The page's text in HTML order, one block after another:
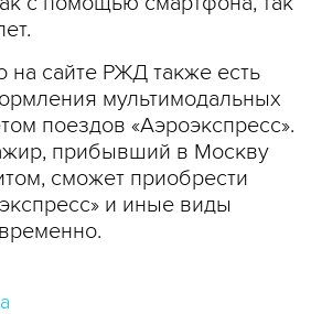
на сайте РЖД также есть
мультимодальных
поездов «Аэроэкспресс».
прибывший в Москву
сможет приобрести
и иные виды